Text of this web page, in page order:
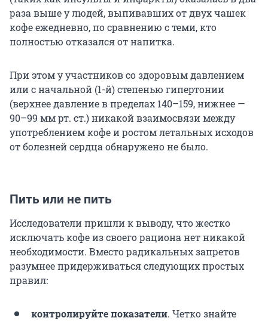
раза выше у людей, выпивавших от двух чашек
кофе ежедневно, по сравнению с теми, кто
полностью отказался от напитка.
При этом у участников со здоровым давлением
или с начальной (1-й) степенью гипертонии
(верхнее давление в пределах 140–159, нижнее —
90–99 мм рт. ст.) никакой взаимосвязи между
употреблением кофе и ростом летальных исходов
от болезней сердца обнаружено не было.
Пить или не пить
Исследователи пришли к выводу, что жестко
исключать кофе из своего рациона нет никакой
необходимости. Вместо радикальных запретов
разумнее придерживаться следующих простых
правил:
контролируйте показатели. Четко знайте